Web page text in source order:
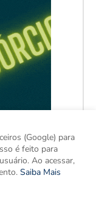
(Google) para
é feito para
Ao acessar,
Saiba Mais